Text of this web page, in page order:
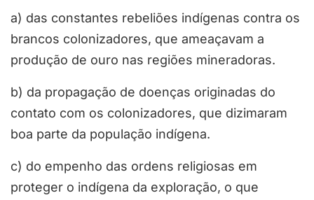
a) das constantes rebeliões indígenas contra os
brancos colonizadores, que ameaçavam a
produção de ouro nas regiões mineradoras.
b) da propagação de doenças originadas do
contato com os colonizadores, que dizimaram
boa parte da população indígena.
c) do empenho das ordens religiosas em
proteger o indígena da exploração, o que